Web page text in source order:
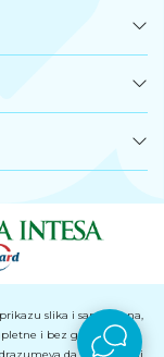
slika i samih cena,
i bez grešaka. Svi